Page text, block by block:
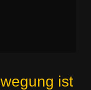
ist